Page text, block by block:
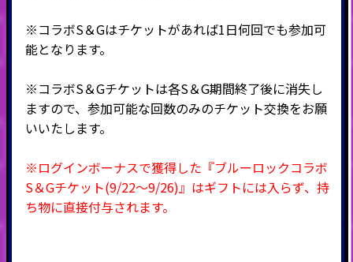
※コラボS＆Gはチケットがあれば1日何回でも参加可
能となります。
※コラボS＆Gチケットは各S＆G期間終了後に消失し
ますので、参加可能な回数のみのチケット交換をお願
いいたします。
※ログインボーナスで獲得した『ブルーロックコラボ
S＆Gチケット(9/22～9/26)』はギフトには入らず、持
ち物に直接付与されます。